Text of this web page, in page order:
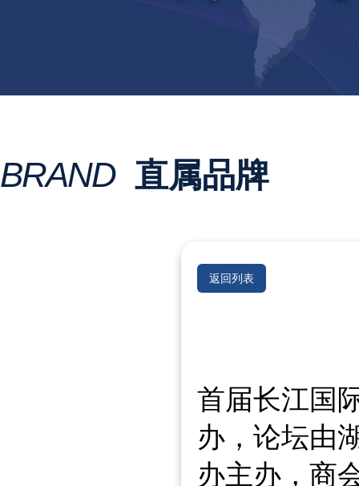
BRAND 直属品牌
返回列表
首届长江国
办，论坛由
办主办，商